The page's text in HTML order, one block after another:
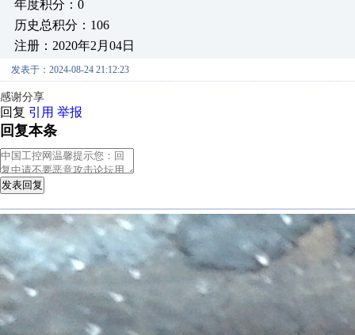
年度积分：0
历史总积分：106
注册：2020年2月04日
发表于：2024-08-24 21:12:23
感谢分享
回复 引用 举报
回复本条
发表回复